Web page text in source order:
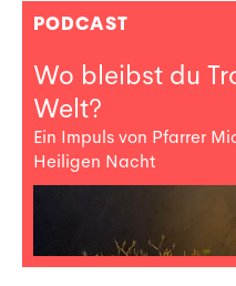
PODCAST
Wo bleibst du
Welt?
Ein Impuls von Pfarrer
Heiligen Nacht